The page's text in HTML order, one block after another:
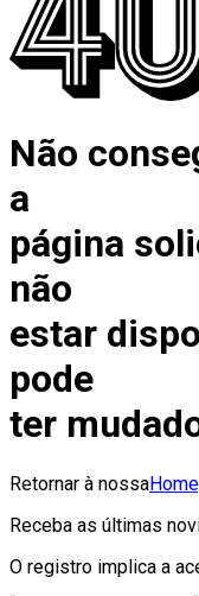
Não
a
página
não
estar
pode
ter
Retornar à nossa
Receba as últimas
O registro implica a